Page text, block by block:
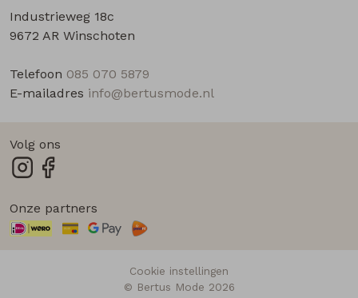
Industrieweg 18c
9672 AR Winschoten
Telefoon 085 070 5879
E-mailadres info@bertusmode.nl
Volg ons
Onze partners
Cookie instellingen
© Bertus Mode 2026